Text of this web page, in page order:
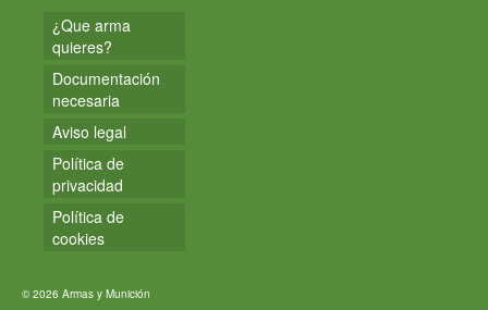
¿Que arma
quieres?
Documentación
necesaria
Aviso legal
Política de
privacidad
Política de
cookies
© 2026 Armas y Munición